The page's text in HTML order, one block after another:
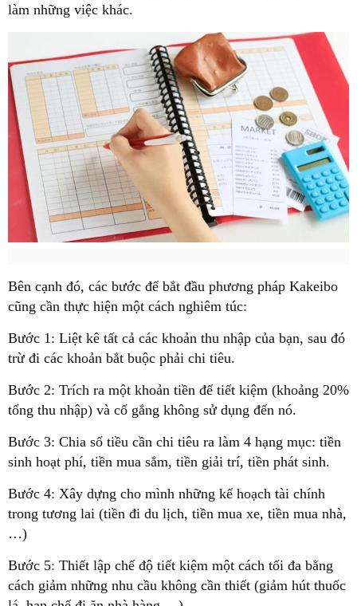
làm những việc khác.
Bên cạnh đó, các bước để bắt đầu phương pháp Kakeibo
cũng cần thực hiện một cách nghiêm túc:
Bước 1: Liệt kê tất cả các khoản thu nhập của bạn, sau đó
trừ đi các khoản bắt buộc phải chi tiêu.
Bước 2: Trích ra một khoản tiền để tiết kiệm (khoảng 20%
tổng thu nhập) và cố gắng không sử dụng đến nó.
Bước 3: Chia số tiều cần chi tiêu ra làm 4 hạng mục: tiền
sinh hoạt phí, tiền mua sắm, tiền giải trí, tiền phát sinh.
Bước 4: Xây dựng cho mình những kế hoạch tài chính
trong tương lai (tiền đi du lịch, tiền mua xe, tiền mua nhà,
…)
Bước 5: Thiết lập chế độ tiết kiệm một cách tối đa bằng
cách giảm những nhu cầu không cần thiết (giảm hút thuốc